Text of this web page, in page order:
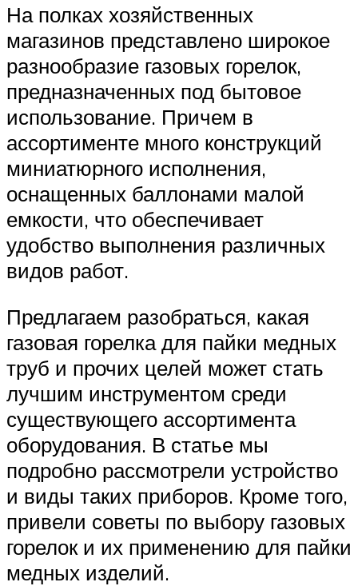
На полках хозяйственных
магазинов представлено широкое
разнообразие газовых горелок,
предназначенных под бытовое
использование. Причем в
ассортименте много конструкций
миниатюрного исполнения,
оснащенных баллонами малой
емкости, что обеспечивает
удобство выполнения различных
видов работ.
Предлагаем разобраться, какая
газовая горелка для пайки медных
труб и прочих целей может стать
лучшим инструментом среди
существующего ассортимента
оборудования. В статье мы
подробно рассмотрели устройство
и виды таких приборов. Кроме того,
привели советы по выбору газовых
горелок и их применению для пайки
медных изделий.